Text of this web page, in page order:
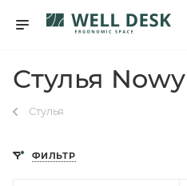
Стулья
Стулья
ФИЛЬТР